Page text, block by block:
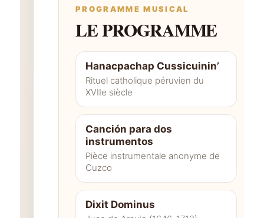
PROGRAMME MUSICAL
LE PROGRAMME
Hanacpachap Cussicuinin’
Rituel catholique péruvien du
XVIIe siècle
Canción para dos
instrumentos
Pièce instrumentale anonyme de
Cuzco
Dixit Dominus